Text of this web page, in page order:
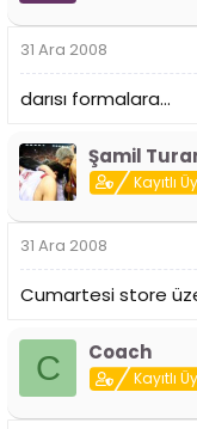
31 Ara 2008
darısı formalara...
Şamil
Kayıtlı
31 Ara 2008
Cumartesi store
C Coach
Kayıtlı